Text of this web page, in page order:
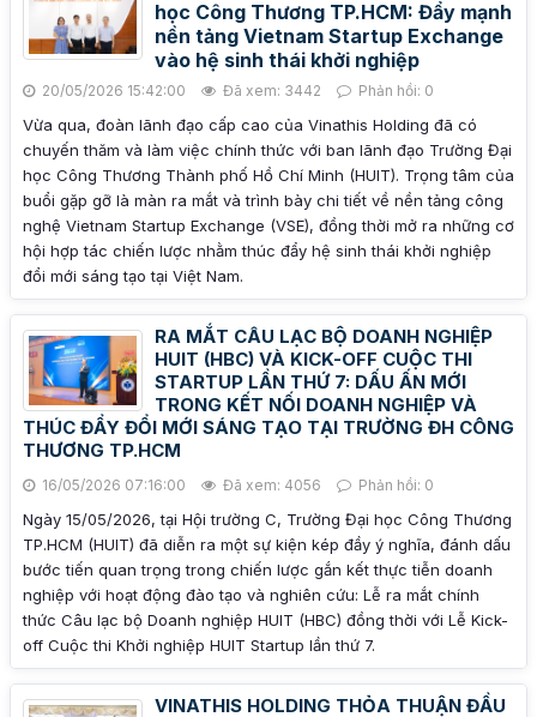
học Công Thương TP.HCM: Đẩy mạnh
nền tảng Vietnam Startup Exchange
vào hệ sinh thái khởi nghiệp
20/05/2026 15:42:00 Đã xem: 3442 Phản hồi: 0
Vừa qua, đoàn lãnh đạo cấp cao của Vinathis Holding đã có
chuyến thăm và làm việc chính thức với ban lãnh đạo Trường Đại
học Công Thương Thành phố Hồ Chí Minh (HUIT). Trọng tâm của
buổi gặp gỡ là màn ra mắt và trình bày chi tiết về nền tảng công
nghệ Vietnam Startup Exchange (VSE), đồng thời mở ra những cơ
hội hợp tác chiến lược nhằm thúc đẩy hệ sinh thái khởi nghiệp
đổi mới sáng tạo tại Việt Nam.
RA MẮT CÂU LẠC BỘ DOANH NGHIỆP
HUIT (HBC) VÀ KICK-OFF CUỘC THI
STARTUP LẦN THỨ 7: DẤU ẤN MỚI
TRONG KẾT NỐI DOANH NGHIỆP VÀ
THÚC ĐẨY ĐỔI MỚI SÁNG TẠO TẠI TRƯỜNG ĐH CÔNG
THƯƠNG TP.HCM
16/05/2026 07:16:00 Đã xem: 4056 Phản hồi: 0
Ngày 15/05/2026, tại Hội trường C, Trường Đại học Công Thương
TP.HCM (HUIT) đã diễn ra một sự kiện kép đầy ý nghĩa, đánh dấu
bước tiến quan trọng trong chiến lược gắn kết thực tiễn doanh
nghiệp với hoạt động đào tạo và nghiên cứu: Lễ ra mắt chính
thức Câu lạc bộ Doanh nghiệp HUIT (HBC) đồng thời với Lễ Kick-
off Cuộc thi Khởi nghiệp HUIT Startup lần thứ 7.
VINATHIS HOLDING THỎA THUẬN ĐẦU